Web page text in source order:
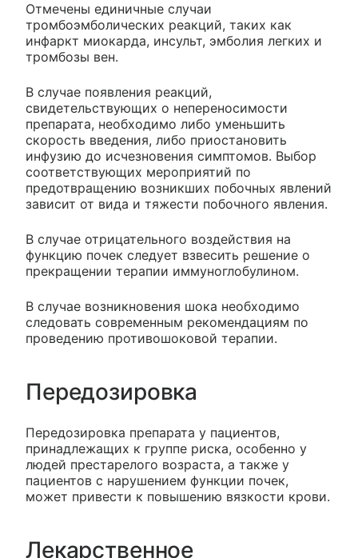
Отмечены единичные случаи
тромбоэмболических реакций, таких как
инфаркт миокарда, инсульт, эмболия легких и
тромбозы вен.
В случае появления реакций,
свидетельствующих о непереносимости
препарата, необходимо либо уменьшить
скорость введения, либо приостановить
инфузию до исчезновения симптомов. Выбор
соответствующих мероприятий по
предотвращению возникших побочных явлений
зависит от вида и тяжести побочного явления.
В случае отрицательного воздействия на
функцию почек следует взвесить решение о
прекращении терапии иммуноглобулином.
В случае возникновения шока необходимо
следовать современным рекомендациям по
проведению противошоковой терапии.
Передозировка
Передозировка препарата у пациентов,
принадлежащих к группе риска, особенно у
людей престарелого возраста, а также у
пациентов с нарушением функции почек,
может привести к повышению вязкости крови.
Лекарственное